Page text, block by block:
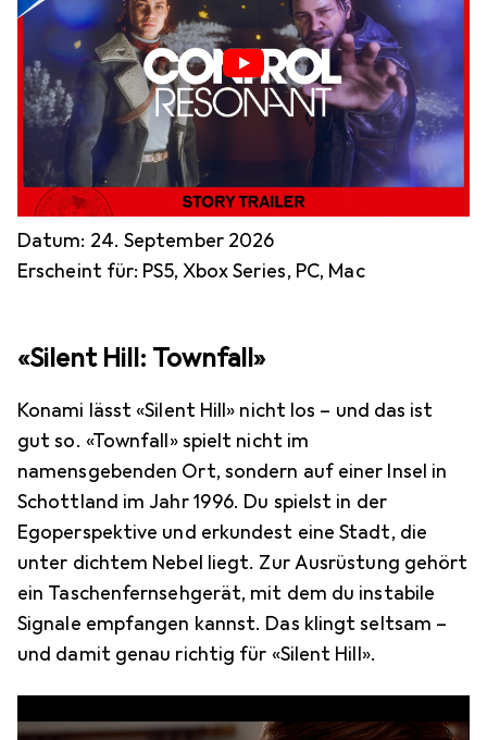
Datum: 24. September 2026
Erscheint für: PS5, Xbox Series, PC, Mac
«Silent Hill: Townfall»
Konami lässt «Silent Hill» nicht los – und das ist
gut so. «Townfall» spielt nicht im
namensgebenden Ort, sondern auf einer Insel in
Schottland im Jahr 1996. Du spielst in der
Egoperspektive und erkundest eine Stadt, die
unter dichtem Nebel liegt. Zur Ausrüstung gehört
ein Taschenfernsehgerät, mit dem du instabile
Signale empfangen kannst. Das klingt seltsam –
und damit genau richtig für «Silent Hill».